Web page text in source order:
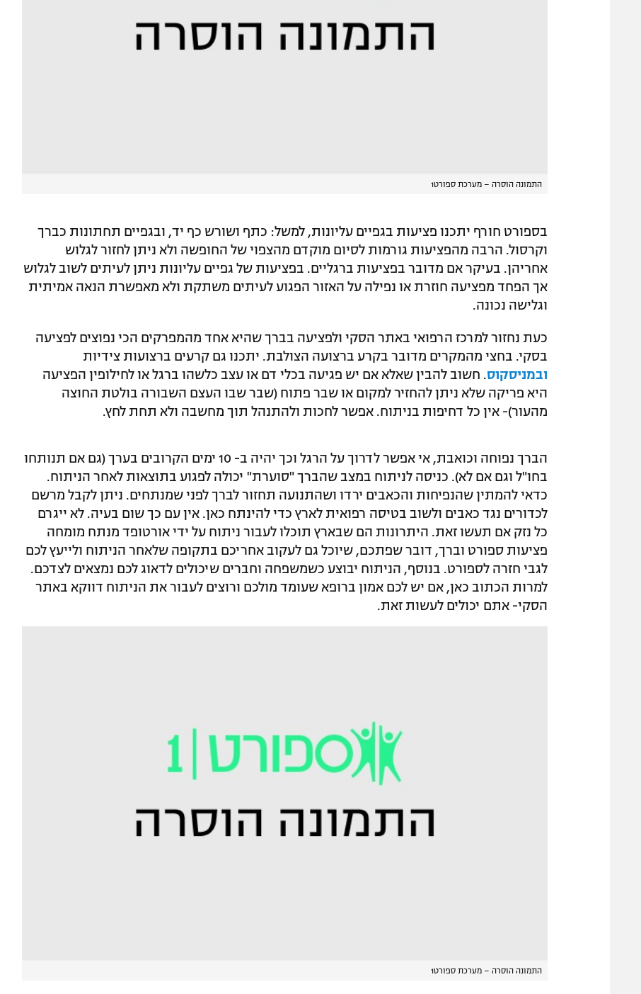
התמונה הוסרה – מערכת ספורט1
בספורט חורף יתכנו פציעות בגפיים עליונות, למשל: כתף ושורש כף יד, ובגפיים תחתונות כברך
וקרסול. הרבה מהפציעות גורמות לסיום מוקדם מהצפוי של החופשה ולא ניתן לחזור לגלוש
אחריהן. בעיקר אם מדובר בפציעות ברגליים. בפציעות של גפיים עליונות ניתן לעיתים לשוב לגלוש
אך הפחד מפציעה חוזרת או נפילה על האזור הפגוע לעיתים משתקת ולא מאפשרת הנאה אמיתית
וגלישה נכונה.
כעת נחזור למרכז הרפואי באתר הסקי ולפציעה בברך שהיא אחד מהמפרקים הכי נפוצים לפציעה
בסקי. בחצי מהמקרים מדובר בקרע ברצועה הצולבת. יתכנו גם קרעים ברצועות צידיות
ובמניסקוס. חשוב להבין שאלא אם יש פגיעה בכלי דם או עצב כלשהו ברגל או לחילופין הפציעה
היא פריקה שלא ניתן להחזיר למקום או שבר פתוח (שבר שבו העצם השבורה בולטת החוצה
מהעור)- אין כל דחיפות בניתוח. אפשר לחכות ולהתנהל תוך מחשבה ולא תחת לחץ.
הברך נפוחה וכואבת, אי אפשר לדרוך על הרגל וכך יהיה ב- 10 ימים הקרובים בערך (גם אם תנותחו
בחו"ל וגם אם לא). כניסה לניתוח במצב שהברך "סוערת" יכולה לפגוע בתוצאות לאחר הניתוח.
כדאי להמתין שהנפיחות והכאבים ירדו ושהתנועה תחזור לברך לפני שמנתחים. ניתן לקבל מרשם
לכדורים נגד כאבים ולשוב בטיסה רפואית לארץ כדי להינתח כאן. אין עם כך שום בעיה. לא ייגרם
כל נזק אם תעשו זאת. היתרונות הם שבארץ תוכלו לעבור ניתוח על ידי אורטופד מנתח מומחה
פציעות ספורט וברך, דובר שפתכם, שיוכל גם לעקוב אחריכם בתקופה שלאחר הניתוח ולייעץ לכם
לגבי חזרה לספורט. בנוסף, הניתוח יבוצע כשמשפחה וחברים שיכולים לדאוג לכם נמצאים לצדכם.
למרות הכתוב כאן, אם יש לכם אמון ברופא שעומד מולכם ורוצים לעבור את הניתוח דווקא באתר
הסקי- אתם יכולים לעשות זאת.
התמונה הוסרה – מערכת ספורט1